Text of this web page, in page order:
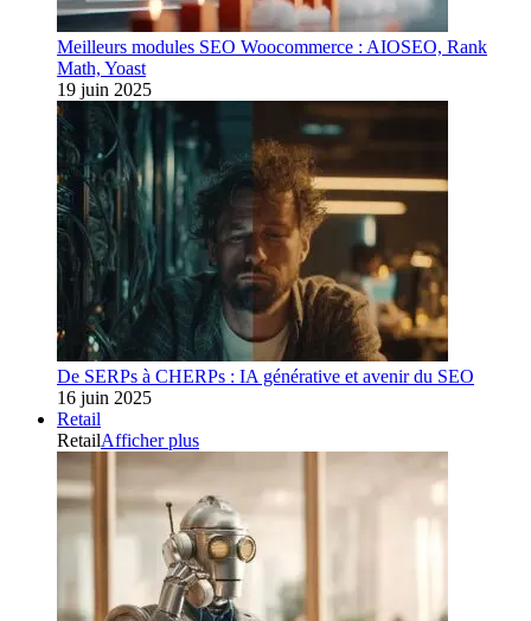
Meilleurs modules SEO Woocommerce : AIOSEO, Rank
Math, Yoast
19 juin 2025
De SERPs à CHERPs : IA générative et avenir du SEO
16 juin 2025
Retail
RetailAfficher plus